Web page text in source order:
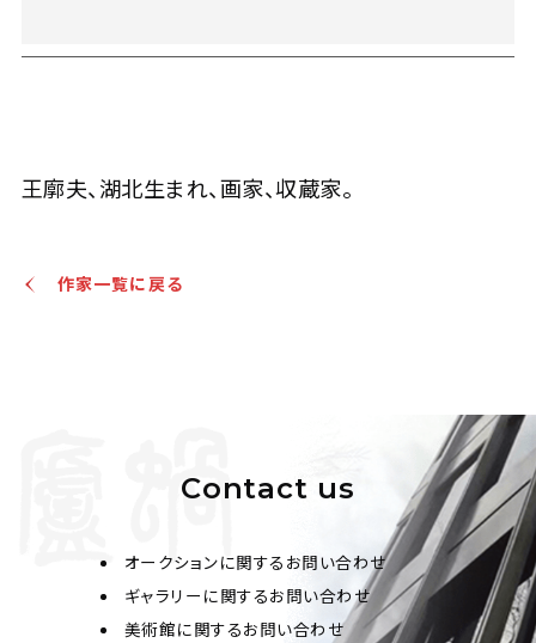
王廓夫、湖北生まれ、画家、収蔵家。
作家一覧に戻る
Contact us
オークションに関するお問い合わせ
ギャラリーに関するお問い合わせ
美術館に関するお問い合わせ